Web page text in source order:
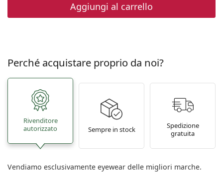
Aggiungi al carrello
Perché acquistare proprio da noi?
Rivenditore
autorizzato
Sempre in stock
Spedizione
gratuita
Vendiamo esclusivamente eyewear delle migliori marche.